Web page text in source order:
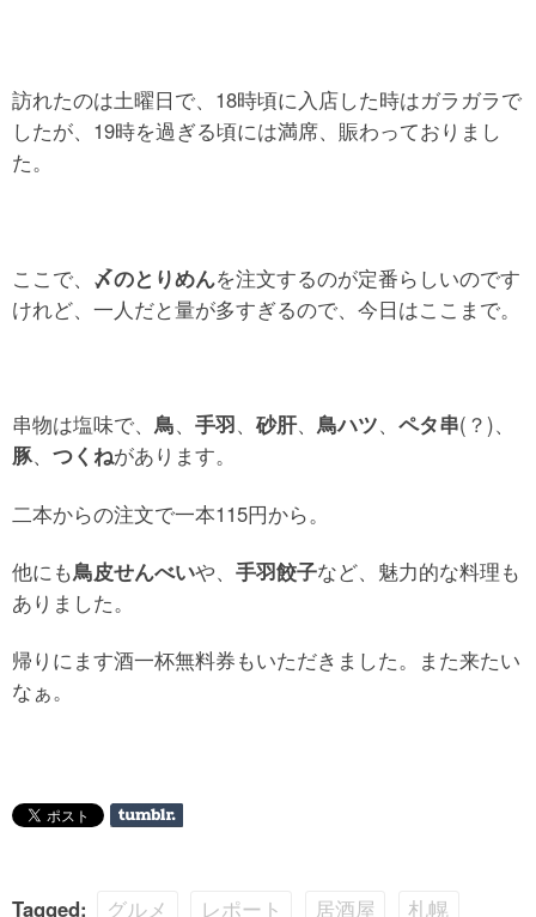
訪れたのは土曜日で、18時頃に入店した時はガラガラで
したが、19時を過ぎる頃には満席、賑わっておりまし
た。
ここで、 〆のとりめんを注文するのが定番らしいのです
けれど、一人だと量が多すぎるので、今日はここまで。
串物は塩味で、 鳥、 手羽、 砂肝、 鳥ハツ、 ペタ串(？)、
豚、 つくねがあります。
二本からの注文で一本115円から。
他にも鳥皮せんべいや、 手羽餃子など、魅力的な料理も
ありました。
帰りにます酒一杯無料券もいただきました。また来たい
なぁ。
Tagged: グルメ レポート 居酒屋
札幌